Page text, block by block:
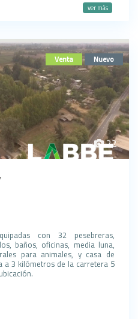
ver más
Venta Nuevo
22
con 32 pesebreras,
baños, oficinas, media luna,
para animales, y casa de
a 3 kilómetros de la carretera 5